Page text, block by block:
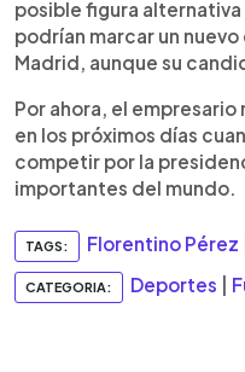
posible figura
podrían marcar un
Madrid, aunque su
Por ahora, el
en los próximos días
competir por la
importantes del mundo.
TAGS: Florentino Pérez
CATEGORIA: Deportes